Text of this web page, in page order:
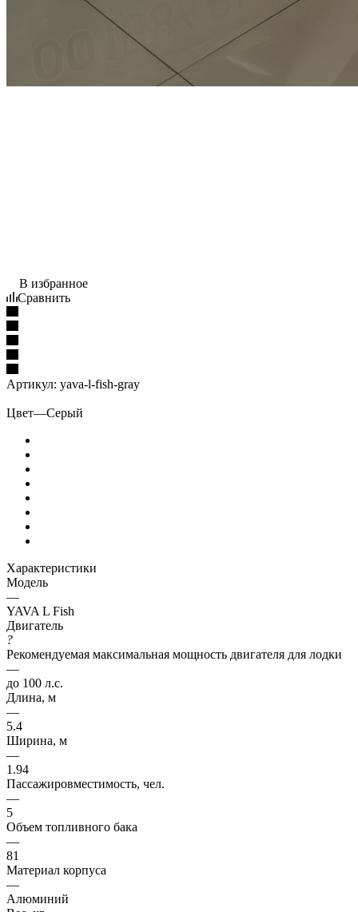
В избранное
Сравнить
Артикул: yava-l-fish-gray
Цвет—Серый
Характеристики
Модель
—
YAVA L Fish
Двигатель
?
Рекомендуемая максимальная мощность двигателя для лодки
—
до 100 л.с.
Длина, м
—
5.4
Ширина, м
—
1.94
Пассажировместимость, чел.
—
5
Объем топливного бака
—
81
Материал корпуса
—
Алюминий